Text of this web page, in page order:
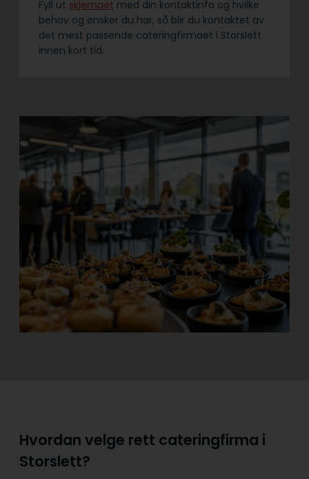
Fyll ut skjemaet med din kontaktinfo og hvilke
behov og ønsker du har, så blir du kontaktet av
det mest passende cateringfirmaet i Storslett
innen kort tid.
Hvordan velge rett cateringfirma i
Storslett?